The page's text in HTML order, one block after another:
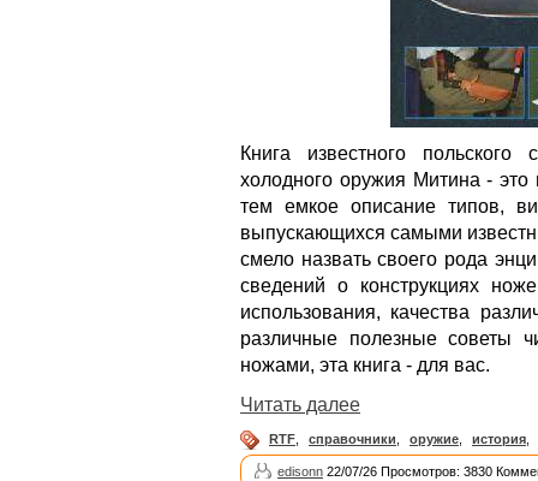
Книга известного
холодного оружия Митина -
тем емкое описание типов,
выпускающихся самыми
смело назвать своего рода
сведений о конструкциях
использования, качества
различные полезные советы
ножами, эта книга - для вас.
Читать далее
RTF справочники оружие история
edisonn 22/07/26 Просмотров: 3830